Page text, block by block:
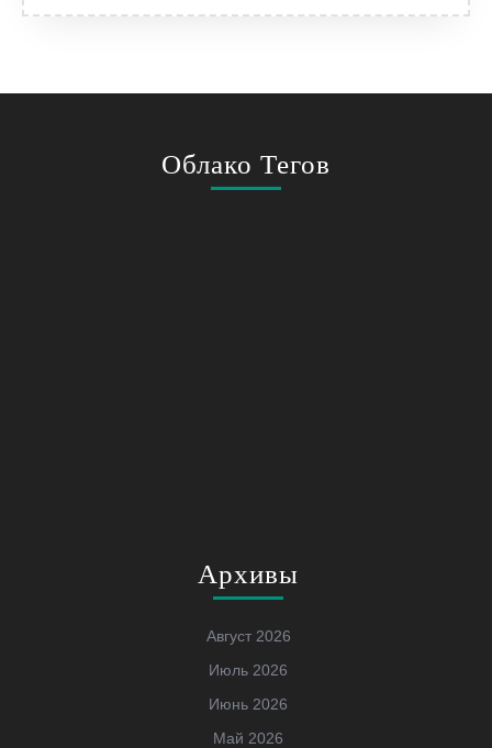
Облако Тегов
Архивы
Август 2026
Июль 2026
Июнь 2026
Май 2026